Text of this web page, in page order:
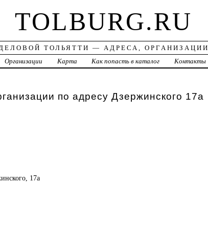
TOLBURG.RU
ТОЛЬЯТТИ — АДРЕСА, ОРГАНИЗАЦИИ
Организации Карта Как попасть в каталог Контакты
по адресу Дзержинского 17а
17а